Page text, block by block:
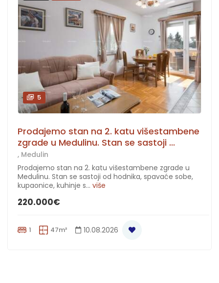
5
Prodajemo stan na 2. katu višestambene
zgrade u Medulinu. Stan se sastoji ...
, Medulin
Prodajemo stan na 2. katu višestambene zgrade u
Medulinu. Stan se sastoji od hodnika, spavaće sobe,
kupaonice, kuhinje s... više
220.000€
1 47m² 10.08.2026